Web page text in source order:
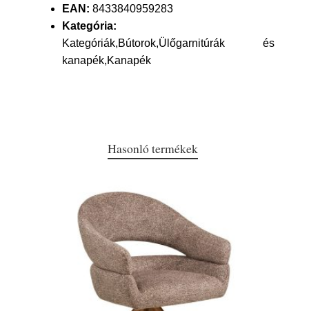
EAN: 8433840959283
Kategória:
Kategóriák,Bútorok,Ülőgarnitúrák és
kanapék,Kanapék
Hasonló termékek